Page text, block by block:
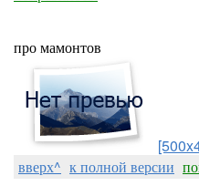
про мамонтов
вверх^ к полной версии